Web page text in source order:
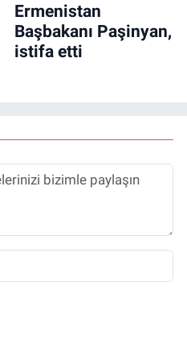
Ermenistan
Başbakanı Paşinyan,
istifa etti